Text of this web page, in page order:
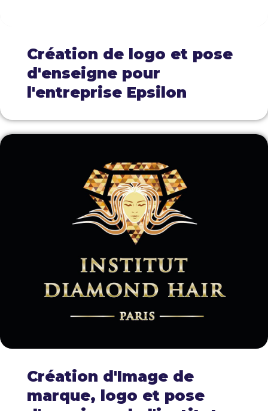
Création de logo et pose
d'enseigne pour
l'entreprise Epsilon
Création d'Image de
marque, logo et pose